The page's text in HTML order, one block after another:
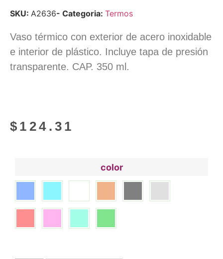
SKU: A2636- Categoria: Termos
Vaso térmico con exterior de acero inoxidable
e interior de plástico. Incluye tapa de presión
transparente. CAP. 350 ml.
$ 124.31
color